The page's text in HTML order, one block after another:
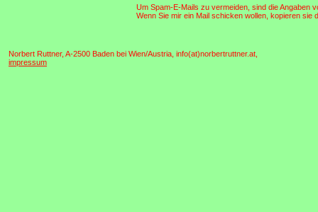
Um Spam-E-Mails zu vermeiden, sind die Angaben
Wenn Sie mir ein Mail schicken wollen, kopieren
Norbert Ruttner, A-2500 Baden bei Wien/Austria, info(at)norbertruttner.at,
impressum